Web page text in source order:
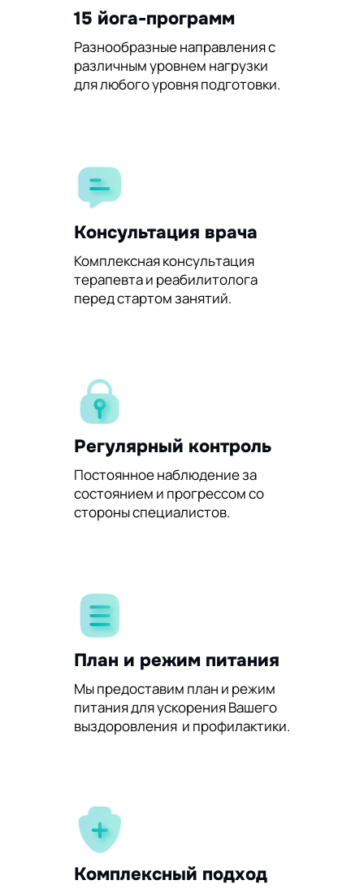
15 йога-программ
Разнообразные направления с
различным уровнем нагрузки
для любого уровня подготовки.
Консультация врача
Комплексная консультация
терапевта и реабилитолога
перед стартом занятий.
Регулярный контроль
Постоянное наблюдение за
состоянием и прогрессом со
стороны специалистов.
План и режим питания
Мы предоставим план и режим
питания для ускорения Вашего
выздоровления и профилактики.
Комплексный подход